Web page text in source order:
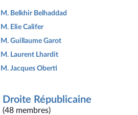
M. Belkhir Belhaddad
M. Elie Califer
M. Guillaume Garot
M. Laurent Lhardit
M. Jacques Oberti
Droite Républicaine
(48 membres)